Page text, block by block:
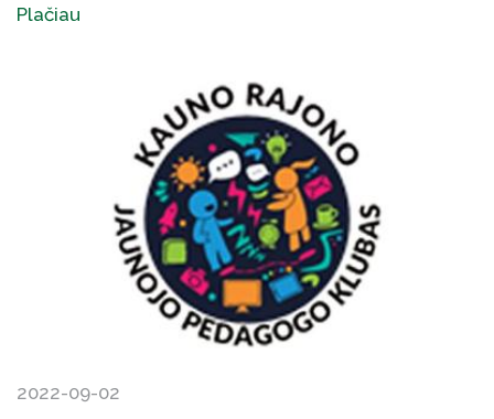
Plačiau
2022-09-02